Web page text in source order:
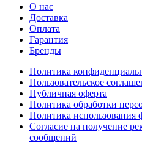
О нас
Доставка
Оплата
Гарантия
Бренды
Политика
Пользовательское
Публичная оферта
Политика обработки
Политика использования
Согласие на получение
сообщений